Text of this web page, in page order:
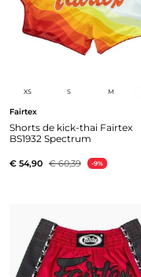
XS S M
Fairtex
Shorts de kick-thai Fairtex
BS1932 Spectrum
€ 54,90 € 60,39 -9%